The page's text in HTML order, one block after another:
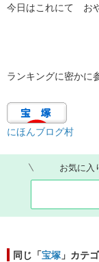
今日はこれにて お
ランキングに密かに
にほんブログ村
お気に入
同じ「宝塚 」カテ